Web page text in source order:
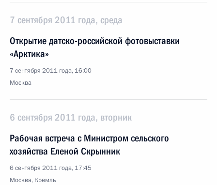
7 сентября 2011 года, среда
Открытие датско-российской фотовыставки
«Арктика»
7 сентября 2011 года, 16:00
Москва
6 сентября 2011 года, вторник
Рабочая встреча с Министром сельского
хозяйства Еленой Скрынник
6 сентября 2011 года, 17:45
Москва, Кремль